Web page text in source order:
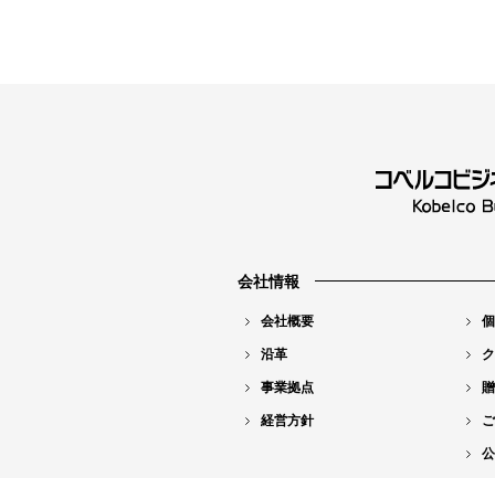
会社情報
会社概要
沿革
事業拠点
経営方針